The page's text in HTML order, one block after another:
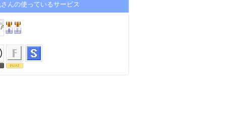
んの使っているサービス